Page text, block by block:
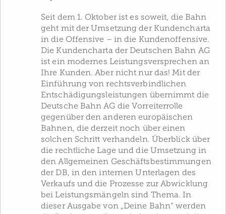
Seit dem 1. Oktober ist es soweit, die Bahn
geht mit der Umsetzung der Kundencharta
in die Offensive – in die Kundenoffensive.
Die Kundencharta der Deutschen Bahn AG
ist ein modernes Leistungsversprechen an
Ihre Kunden. Aber nicht nur das! Mit der
Einführung von rechtsverbindlichen
Entschädigungsleistungen übernimmt die
Deutsche Bahn AG die Vorreiterrolle
gegenüber den anderen europäischen
Bahnen, die derzeit noch über einen
solchen Schritt verhandeln. Überblick über
die rechtliche Lage und die Umsetzung in
den Allgemeinen Geschäftsbestimmungen
der DB, in den internen Unterlagen des
Verkaufs und die Prozesse zur Abwicklung
bei Leistungsmängeln sind Thema. In
dieser Ausgabe von „Deine Bahn“ werden